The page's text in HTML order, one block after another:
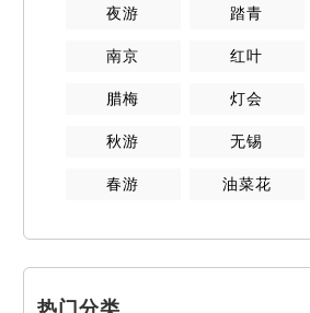
夜游 踏青
南京 红叶
腊梅 灯会
秋游 无锡
春游 油菜花
热门分类